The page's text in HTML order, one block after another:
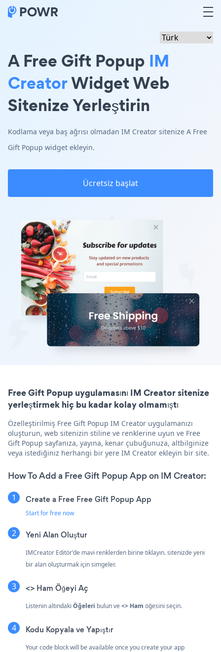
A Free Gift Popup IM
CreatorWidget Web
Sitenize Yerleştirin
Kodlama veya baş ağrısı olmadan IM Creator sitenize A Free
Gift Popup widget ekleyin.
Ücretsiz başlat
Free Gift Popup uygulamasını IM Creator sitenize
yerleştirmek hiç bu kadar kolay olmamıştı
Özelleştirilmiş Free Gift Popup IM Creator uygulamanızı
oluşturun, web sitenizin stiline ve renklerine uyun ve Free
Gift Popup sayfanıza, yayına, kenar çubuğunuza, altbilginize
veya istediğiniz herhangi bir yere IM Creator ekleyin bir site.
How To Add a Free Gift Popup App on IM Creator:
Create a Free Free Gift Popup App
Start for free now
Yeni Alan Oluştur
IMCreator Editör'de mavi renklerden birine tıklayın.sitenizde yeni
bir alan oluşturmak için simgeler.
<> Ham Öğeyi Aç
Listenin altındaki Öğeleri bulun ve<> Ham öğesini seçin.
Kodu Kopyala ve Yapıştır
Your code block will be available once you create your app